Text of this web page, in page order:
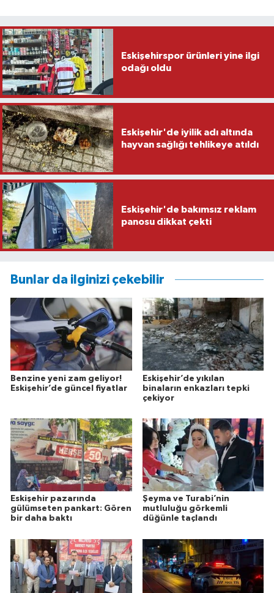
Eskişehirspor ürünleri yine ilgi
odağı oldu
Eskişehir'de iyilik adı altında
hayvan sağlığı tehlikeye atıldı
Eskişehir'de bakımsız reklam
panosu dikkat çekti
Bunlar da ilginizi çekebilir
Benzine yeni zam geliyor!
Eskişehir’de güncel fiyatlar
Eskişehir’de yıkılan
binaların enkazları tepki
çekiyor
Eskişehir pazarında
gülümseten pankart: Gören
bir daha baktı
Şeyma ve Turabi’nin
mutluluğu görkemli
düğünle taçlandı